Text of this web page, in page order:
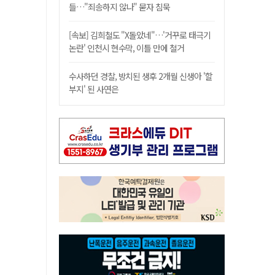
들…"죄송하지 않나" 묻자 침묵
[속보] 김희철도 "X돌았네"…'거꾸로 태극기
논란' 인천시 현수막, 이틀 만에 철거
수사하던 경찰, 방치된 생후 2개월 신생아 '할
부지' 된 사연은